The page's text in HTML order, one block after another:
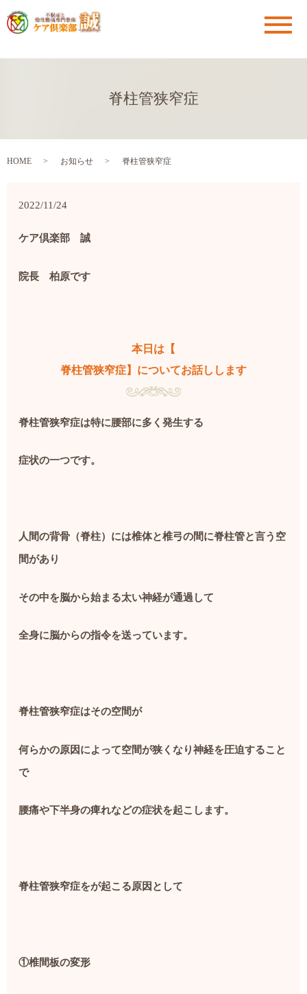
メ
脊柱管狭窄症
HOME お知らせ 脊柱管狭窄症
2022/11/24
ケア倶楽部 誠
院長 柏原です
本日は【
脊柱管狭窄症】についてお話しします
脊柱管狭窄症は特に腰部に多く発生する
症状の一つです。
人間の背骨（脊柱）には椎体と椎弓の間に脊柱管と言う空
間があり
その中を脳から始まる太い神経が通過して
全身に脳からの指令を送っています。
脊柱管狭窄症はその空間が
何らかの原因によって空間が狭くなり神経を圧迫すること
で
腰痛や下半身の痺れなどの症状を起こします。
脊柱管狭窄症をが起こる原因として
①椎間板の変形